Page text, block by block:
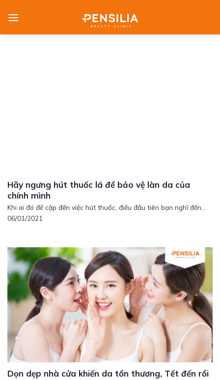
Hãy ngưng hút thuốc lá để bảo vệ làn da của
chính mình
Khi ai đó đề cập đến việc hút thuốc, điều đầu tiên bạn nghĩ đến...
06/01/2021
Dọn dẹp nhà cửa khiến da tổn thương, Tết đến rồi